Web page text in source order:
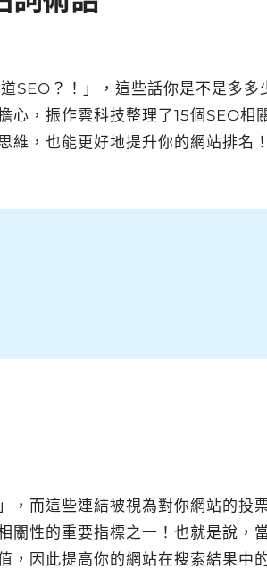
SEO？！」，這些話你是不是多多
心，振作雲科技整理了15個SEO相
維，也能更好地提升你的網站排名
，而這些連結被視為對你網站的投
關性的重要指標之一！也就是說，
，因此提高你的網站在搜索結果中